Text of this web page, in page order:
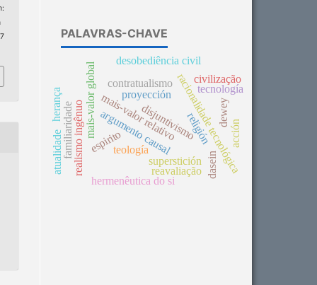
PALAVRAS-CHAVE
argumento causal
superstición
proyección
mais-valor globalmais-valor relativo
disjuntivismoreligión
realismo ingênuo racionalidade tecnológica
tecnología
dewey
teología
espirito
familiaridade
desobediência civil
dasein
herança
reavaliação
hermenêutica do si
contratualismo
acción
atualidade
civilização